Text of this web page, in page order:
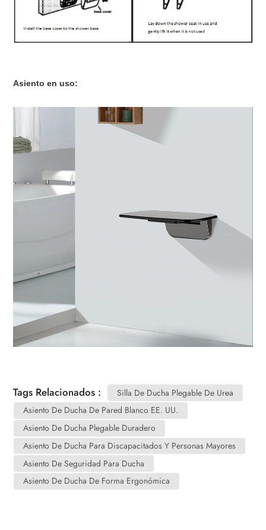
Asiento en uso:
Tags Relacionados :
Silla De Ducha Plegable De Urea
Asiento De Ducha De Pared Blanco EE. UU.
Asiento De Ducha Plegable Duradero
Asiento De Ducha Para Discapacitados Y Personas Mayores
Asiento De Seguridad Para Ducha
Asiento De Ducha De Forma Ergonómica